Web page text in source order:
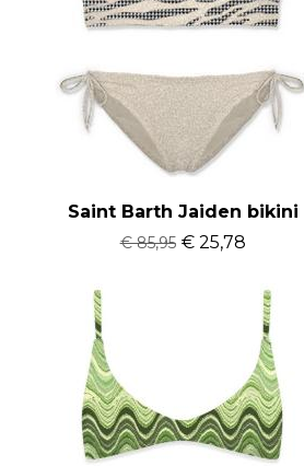
Saint Barth Jaiden bikini
€ 85,95 € 25,78